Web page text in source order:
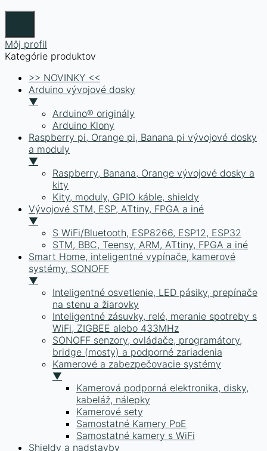
Môj profil
Kategórie produktov
>> NOVINKY <<
Arduino vývojové dosky
▼
Arduino® originály
Arduino Klony
Raspberry pi, Orange pi, Banana pi vývojové dosky
a moduly
▼
Raspberry, Banana, Orange vývojové dosky a
kity
Kity, moduly, GPIO káble, shieldy
Vývojové STM, ESP, ATtiny, FPGA a iné
▼
S WiFi/Bluetooth, ESP8266, ESP12, ESP32
STM, BBC, Teensy, ARM, ATtiny, FPGA a iné
Smart Home, inteligentné vypínače, kamerové
systémy, SONOFF
▼
Inteligentné osvetlenie, LED pásiky, prepínače
na stenu a žiarovky
Inteligentné zásuvky, relé, meranie spotreby s
WiFi, ZIGBEE alebo 433MHz
SONOFF senzory, ovládače, programátory,
bridge (mosty) a podporné zariadenia
Kamerové a zabezpečovacie systémy
▼
Kamerová podporná elektronika, disky,
kabeláž, nálepky
Kamerové sety
Samostatné Kamery PoE
Samostatné kamery s WiFi
Shieldy a nadstavby